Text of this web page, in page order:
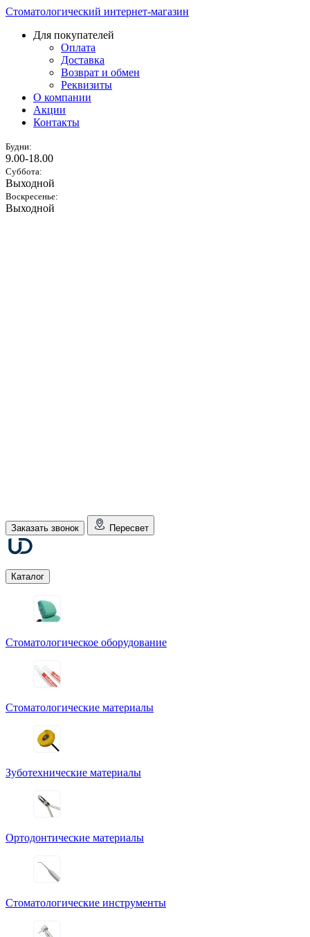
Стоматологический интернет-магазин
Для покупателей
Оплата
Доставка
Возврат и обмен
Реквизиты
О компании
Акции
Контакты
Будни:
9.00-18.00
Суббота:
Выходной
Воскресенье:
Выходной
Заказать звонок Пересвет
Каталог
Стоматологическое оборудование
Стоматологические материалы
Зуботехнические материалы
Ортодонтические материалы
Стоматологические инструменты